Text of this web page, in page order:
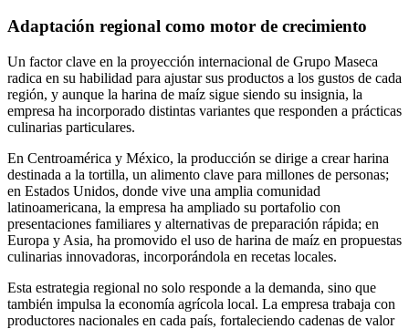
Adaptación regional como motor de crecimiento
Un factor clave en la proyección internacional de Grupo Maseca
radica en su habilidad para ajustar sus productos a los gustos de cada
región, y aunque la harina de maíz sigue siendo su insignia, la
empresa ha incorporado distintas variantes que responden a prácticas
culinarias particulares.
En Centroamérica y México, la producción se dirige a crear harina
destinada a la tortilla, un alimento clave para millones de personas;
en Estados Unidos, donde vive una amplia comunidad
latinoamericana, la empresa ha ampliado su portafolio con
presentaciones familiares y alternativas de preparación rápida; en
Europa y Asia, ha promovido el uso de harina de maíz en propuestas
culinarias innovadoras, incorporándola en recetas locales.
Esta estrategia regional no solo responde a la demanda, sino que
también impulsa la economía agrícola local. La empresa trabaja con
productores nacionales en cada país, fortaleciendo cadenas de valor